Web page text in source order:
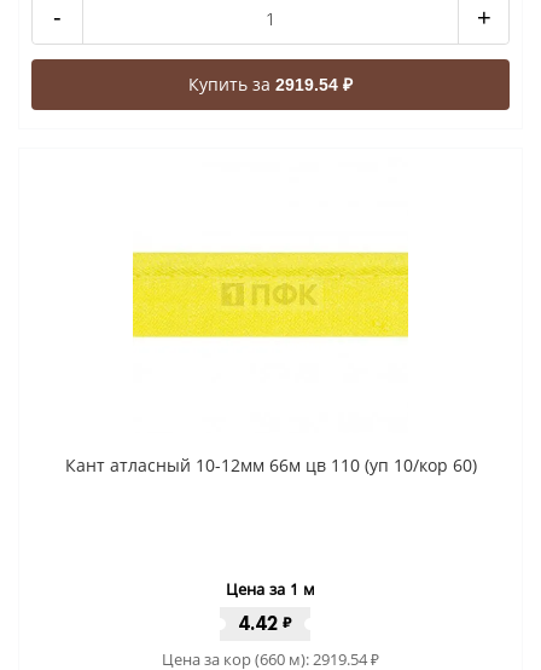
- +
Купить за 2919.54 ₽
Кант атласный 10-12мм 66м цв 110 (уп 10/кор 60)
Цена за 1 м
4.42 ₽
Цена за кор (660 м):2919.54₽